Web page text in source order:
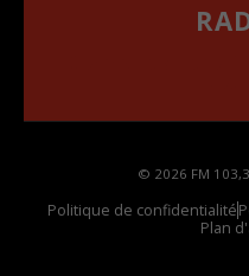
© 2026 FM
Politique de confidentialité
Plan